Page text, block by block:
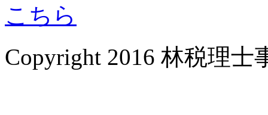
Copyright 2016 林税理士